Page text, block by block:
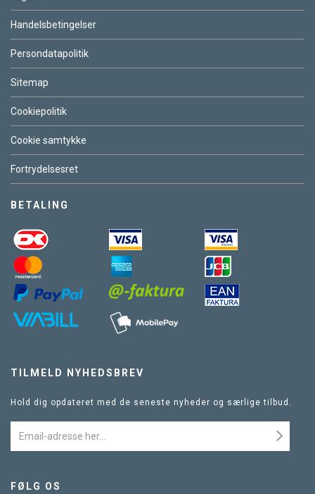
Handelsbetingelser
Persondatapolitik
Sitemap
Cookiepolitik
Cookie samtykke
Fortrydelsesret
BETALING
TILMELD NYHEDSBREV
Hold dig opdateret med de seneste nyheder og særlige tilbud.
FØLG OS